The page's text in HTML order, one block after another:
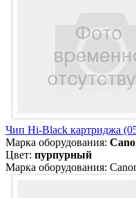
Чип Hi-Black картриджа
Марка оборудования:
Цвет: пурпурный
Марка оборудования: